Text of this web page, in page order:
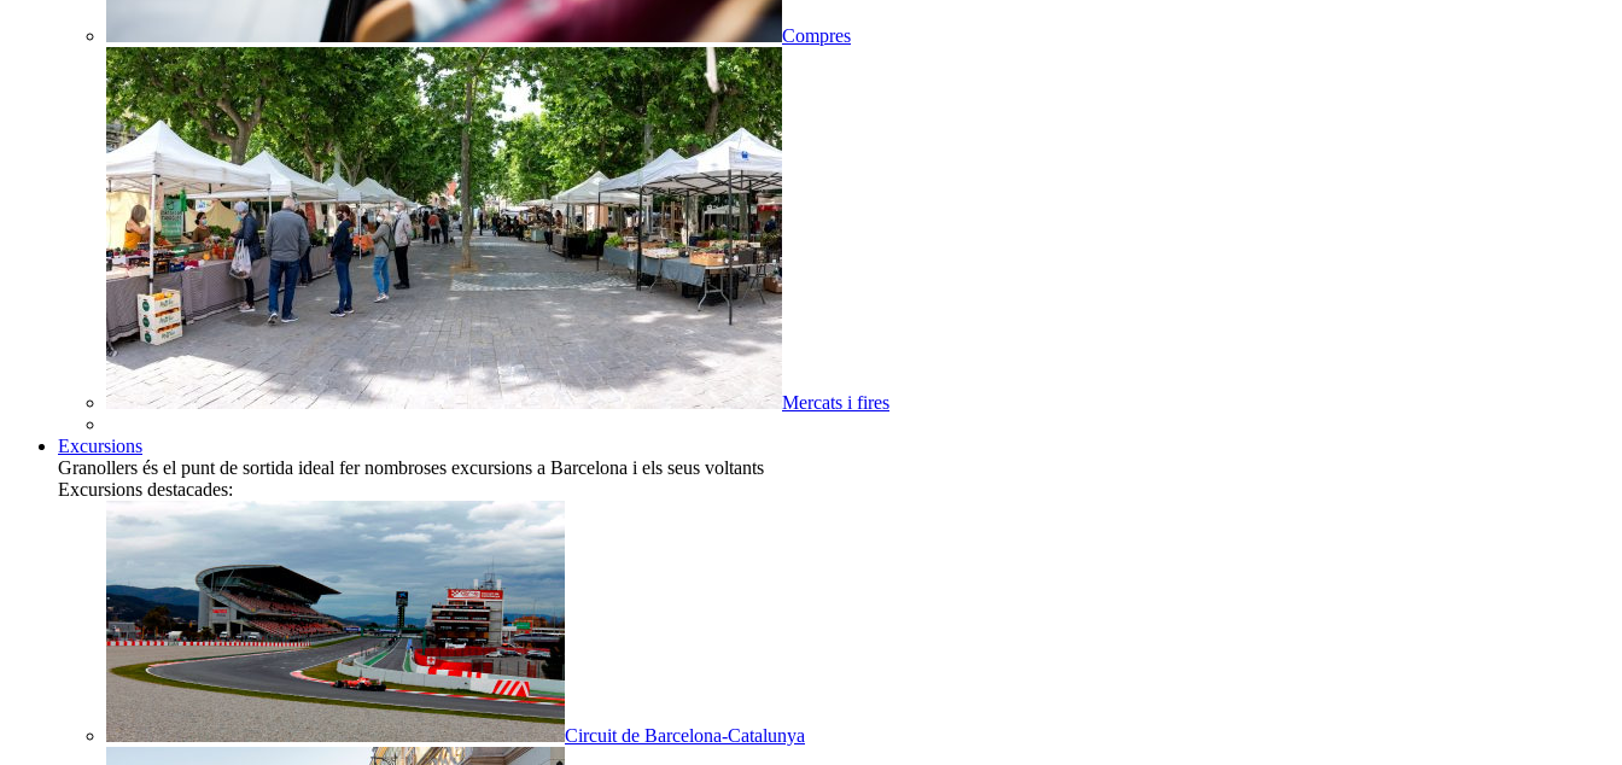
Compres
Mercats i fires
Excursions
Granollers és el punt de sortida ideal fer nombroses excursions a Barcelona i els seus voltants
Excursions destacades:
Circuit de Barcelona-Catalunya